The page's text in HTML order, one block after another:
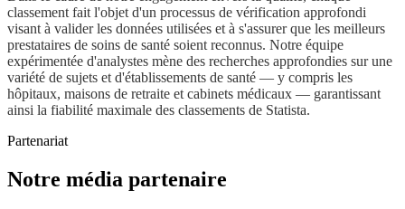
classement fait l'objet d'un processus de vérification approfondi
visant à valider les données utilisées et à s'assurer que les meilleurs
prestataires de soins de santé soient reconnus. Notre équipe
expérimentée d'analystes mène des recherches approfondies sur une
variété de sujets et d'établissements de santé — y compris les
hôpitaux, maisons de retraite et cabinets médicaux — garantissant
ainsi la fiabilité maximale des classements de Statista.
Partenariat
Notre média partenaire